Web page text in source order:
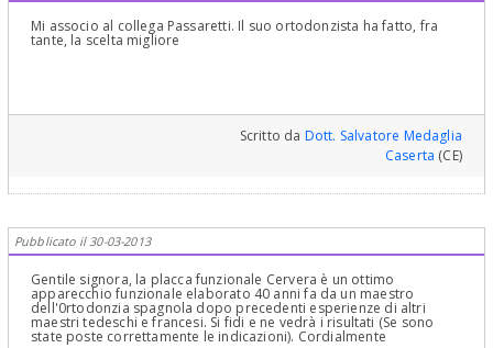
Mi associo al collega Passaretti. Il suo ortodonzista ha fatto, fra
tante, la scelta migliore
Scritto da Dott. Salvatore Medaglia
Caserta (CE)
Pubblicato il 30-03-2013
Gentile signora, la placca funzionale Cervera è un ottimo
apparecchio funzionale elaborato 40 anni fa da un maestro
dell'0rtodonzia spagnola dopo precedenti esperienze di altri
maestri tedeschi e francesi. Si fidi e ne vedrà i risultati (Se sono
state poste correttamente le indicazioni). Cordialmente